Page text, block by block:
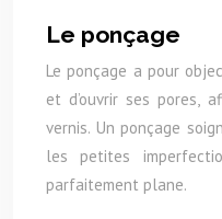
Le ponçage
Le ponçage a pour
et d’ouvrir ses pores,
vernis. Un ponçage
les petites
parfaitement plane.